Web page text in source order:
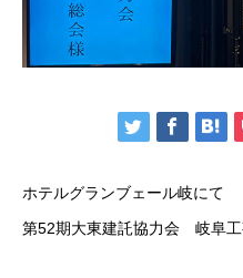
ホテルグランブェール岐にて
第52期大東建託協力会 岐阜工